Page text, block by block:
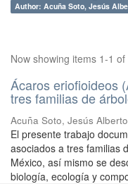
Author: Acuña Soto, Jesús
Now showing items 1-1 of
Ácaros eriofioideos
tres familias de
Acuña Soto, Jesús Alberto
El presente trabajo
asociados a tres familias
México, así mismo se
biología, ecología y